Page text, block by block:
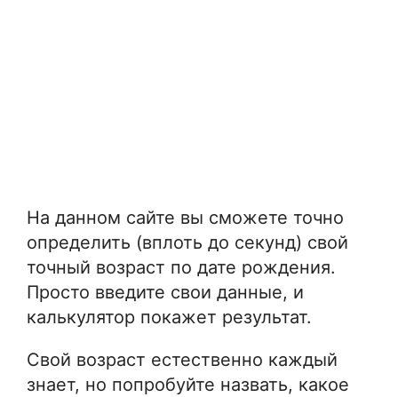
На данном сайте вы сможете точно
определить (вплоть до секунд) свой
точный возраст по дате рождения.
Просто введите свои данные, и
калькулятор покажет результат.
Свой возраст естественно каждый
знает, но попробуйте назвать, какое